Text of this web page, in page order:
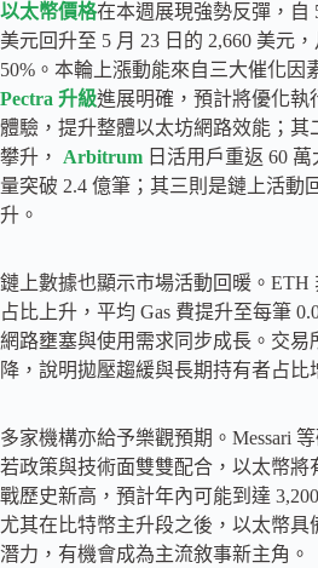
以太幣價格在本週展現強勢反彈，自
美元回升至 5 月 23 日的 2,660 美元
50%。本輪上漲動能來自三大催化因
Pectra 升級進展明確，預計將優化執
體驗，提升整體以太坊網路效能；其
攀升，
Arbitrum 日活用戶重返 60
量突破 2.4 億筆；其三則是鏈上活動
升。
鏈上數據也顯示市場活動回暖。ETH
占比上升，平均 Gas 費提升至每筆
網路壅塞與使用需求同步成長。交易
降，說明拋壓趨緩與長期持有者占比
多家機構亦給予樂觀預期。Messari
若政策與技術面雙雙配合，以太幣將
戰歷史新高，預計年內可能到達
尤其在比特幣主升段之後，以太幣具
潛力，有機會成為主流敘事新主角。